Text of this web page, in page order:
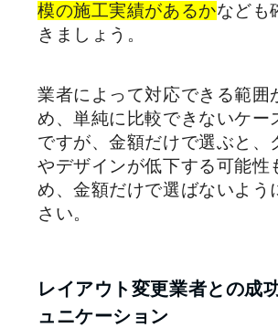
模の施工実績があるかなども
きましょう。
業者によって対応できる範囲
め、単純に比較できないケー
ですが、金額だけで選ぶと、
やデザインが低下する可能性
め、金額だけで選ばないよう
さい。
レイアウト変更業者との成
ュニケーション